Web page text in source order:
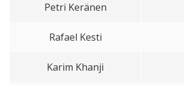
Petri Keränen
Rafael Kesti
Karim Khanji